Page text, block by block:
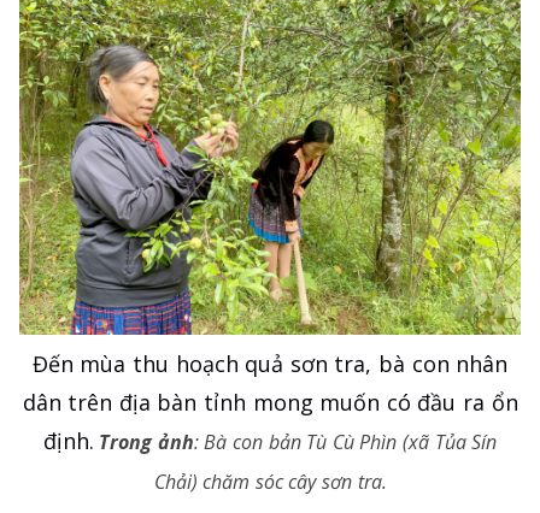
Đến mùa thu hoạch quả sơn tra, bà con nhân
dân trên địa bàn tỉnh mong muốn có đầu ra ổn
định. Trong ảnh: Bà con bản Tù Cù Phìn (xã Tủa Sín
Chải) chăm sóc cây sơn tra.